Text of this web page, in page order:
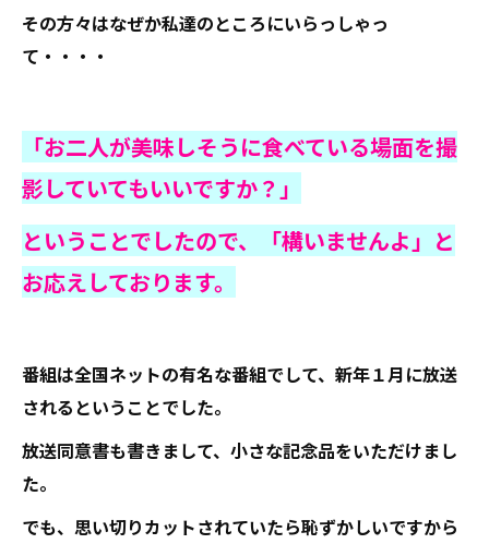
その方々はなぜか私達のところにいらっしゃっ
て・・・・
「お二人が美味しそうに食べている場面を撮
影していてもいいですか？」
ということでしたので、「構いませんよ」と
お応えしております。
番組は全国ネットの有名な番組でして、新年１月に放送
されるということでした。
放送同意書も書きまして、小さな記念品をいただけまし
た。
でも、思い切りカットされていたら恥ずかしいですから